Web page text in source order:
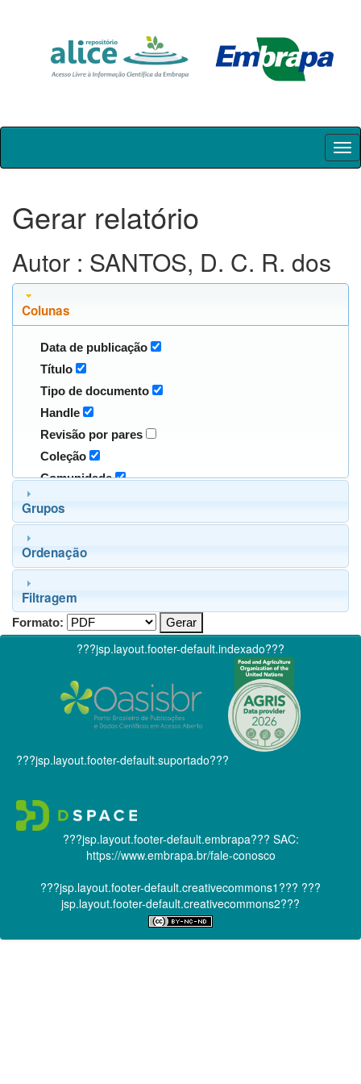
Skip
Gerar relatório
Autor : SANTOS, D. C. R. dos
Colunas
Data de publicação
Título
Tipo de documento
Handle
Revisão por pares
Coleção
Comunidade
Grupos
Ordenação
Filtragem
Formato:
???jsp.layout.footer-default.indexado???
???jsp.layout.footer-default.suportado???
???jsp.layout.footer-default.embrapa??? SAC:
https://www.embrapa.br/fale-conosco
???jsp.layout.footer-default.creativecommons1??? ???
jsp.layout.footer-default.creativecommons2???